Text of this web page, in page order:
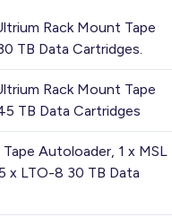
Rack Mount Tape
TB Data Cartridges.
Rack Mount Tape
TB Data Cartridges
Autoloader, 1 x MSL
x LTO-8 30 TB Data